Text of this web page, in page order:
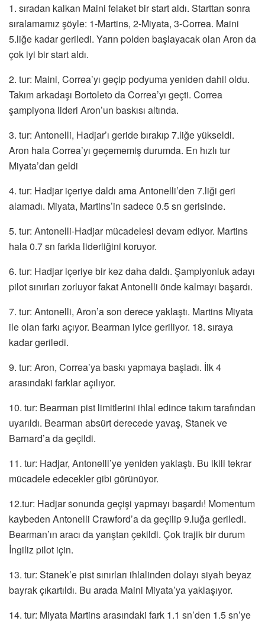
1. sıradan kalkan Maini felaket bir start aldı. Starttan sonra
sıralamamız şöyle: 1-Martins, 2-Miyata, 3-Correa. Maini
5.liğe kadar geriledi. Yarın polden başlayacak olan Aron da
çok iyi bir start aldı.
2. tur: Maini, Correa’yı geçip podyuma yeniden dahil oldu.
Takım arkadaşı Bortoleto da Correa’yı geçti. Correa
şampiyona lideri Aron’un baskısı altında.
3. tur: Antonelli, Hadjar’ı geride bırakıp 7.liğe yükseldi.
Aron hala Correa’yı geçememiş durumda. En hızlı tur
Miyata’dan geldi
4. tur: Hadjar içeriye daldı ama Antonelli’den 7.liği geri
alamadı. Miyata, Martins’in sadece 0.5 sn gerisinde.
5. tur: Antonelli-Hadjar mücadelesi devam ediyor. Martins
hala 0.7 sn farkla liderliğini koruyor.
6. tur: Hadjar içeriye bir kez daha daldı. Şampiyonluk adayı
pilot sınırları zorluyor fakat Antonelli önde kalmayı başardı.
7. tur: Antonelli, Aron’a son derece yaklaştı. Martins Miyata
ile olan farkı açıyor. Bearman iyice geriliyor. 18. sıraya
kadar geriledi.
9. tur: Aron, Correa’ya baskı yapmaya başladı. İlk 4
arasındaki farklar açılıyor.
10. tur: Bearman pist limitlerini ihlal edince takım tarafından
uyarıldı. Bearman absürt derecede yavaş, Stanek ve
Barnard’a da geçildi.
11. tur: Hadjar, Antonelli’ye yeniden yaklaştı. Bu ikili tekrar
mücadele edecekler gibi görünüyor.
12.tur: Hadjar sonunda geçişi yapmayı başardı! Momentum
kaybeden Antonelli Crawford’a da geçilip 9.luğa geriledi.
Bearman’ın aracı da yarıştan çekildi. Çok trajik bir durum
İngiliz pilot için.
13. tur: Stanek’e pist sınırları ihlalinden dolayı siyah beyaz
bayrak çıkartıldı. Bu arada Maini Miyata’ya yaklaşıyor.
14. tur: Miyata Martins arasındaki fark 1.1 sn’den 1.5 sn’ye